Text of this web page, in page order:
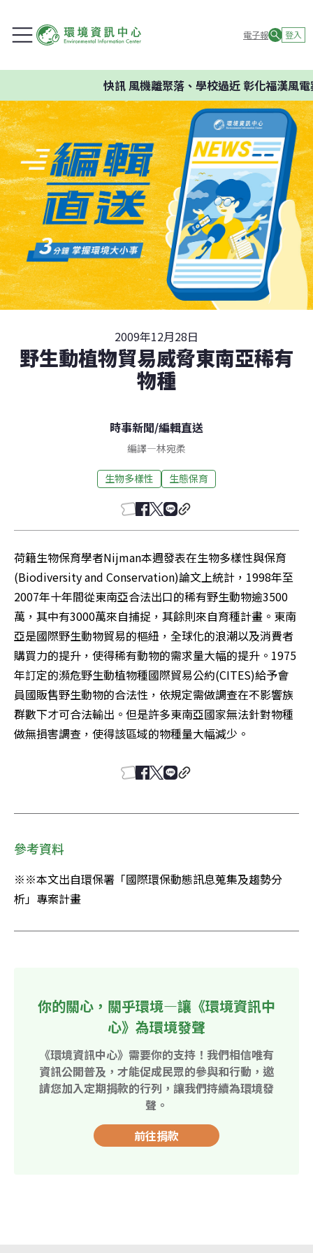
電子報 登入
快訊風機離聚落、學校過近 彰化福漢風電
2009年12月28日
野生動植物貿易威脅東南亞稀有
物種
時事新聞/編輯直送
編譯—林宛柔
生物多樣性 生態保育
荷籍生物保育學者Nijman本週發表在生物多樣性與保育
(Biodiversity and Conservation)論文上統計，1998年至
2007年十年間從東南亞合法出口的稀有野生動物逾3500
萬，其中有3000萬來自捕捉，其餘則來自育種計畫。東南
亞是國際野生動物貿易的樞紐，全球化的浪潮以及消費者
購買力的提升，使得稀有動物的需求量大幅的提升。1975
年訂定的瀕危野生動植物種國際貿易公約(CITES)給予會
員國販售野生動物的合法性，依規定需做調查在不影響族
群數下才可合法輸出。但是許多東南亞國家無法針對物種
做無損害調查，使得該區域的物種量大幅減少。
參考資料
※※本文出自環保署「國際環保動態訊息蒐集及趨勢分
析」專案計畫
你的關心，關乎環境—讓《環境資訊中
心》為環境發聲
《環境資訊中心》需要你的支持！我們相信唯有
資訊公開普及，才能促成民眾的參與和行動，邀
請您加入定期捐款的行列，讓我們持續為環境發
聲。
前往捐款